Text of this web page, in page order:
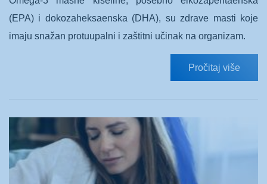
(EPA) i dokozaheksaenska (DHA), su zdrave masti koje
imaju snažan protuupalni i zaštitni učinak na organizam.
Pročitaj više